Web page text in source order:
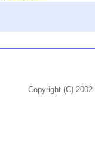
Copyright (C)